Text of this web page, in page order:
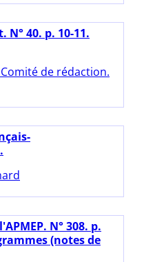
N° 40. p. 10-11.
de rédaction.
N° 308. p.
(notes de